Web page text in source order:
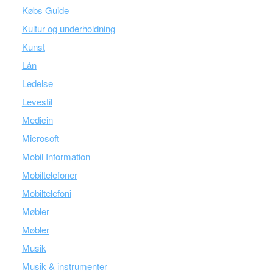
Købs Guide
Kultur og underholdning
Kunst
Lån
Ledelse
Levestil
Medicin
Microsoft
Mobil Information
Mobiltelefoner
Mobiltelefoni
Møbler
Møbler
Musik
Musik & instrumenter